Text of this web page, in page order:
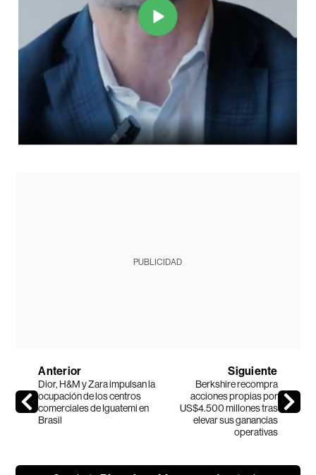
PUBLICIDAD
Anterior
Dior, H&M y Zara impulsan la
ocupación de los centros
comerciales de Iguatemi en
Brasil
Siguiente
Berkshire recompra
acciones propias por
US$4.500 millones tras
elevar sus ganancias
operativas